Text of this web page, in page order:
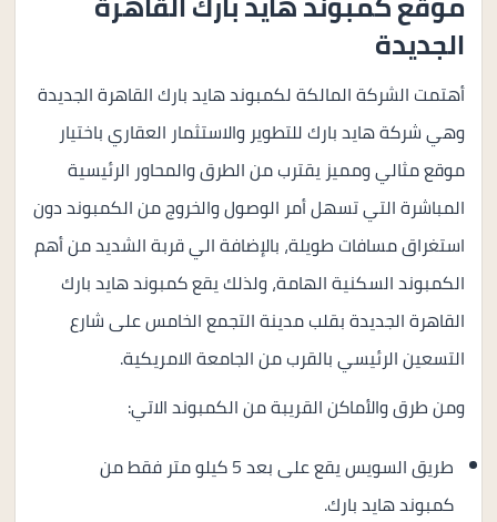
الجديدة
أهتمت الشركة المالكة لكمبوند هايد بارك القاهرة الجديدة
وهي شركة هايد بارك للتطوير والاستثمار العقاري باختيار
موقع مثالي ومميز يقترب من الطرق والمحاور الرئيسية
المباشرة التي تسهل أمر الوصول والخروج من الكمبوند دون
استغراق مسافات طويلة، بالإضافة الي قربة الشديد من أهم
الكمبوند السكنية الهامة، ولذلك يقع كمبوند هايد بارك
القاهرة الجديدة بقلب مدينة التجمع الخامس على شارع
التسعين الرئيسي بالقرب من الجامعة الامريكية.
ومن طرق والأماكن القريبة من الكمبوند الاتي:
طريق السويس يقع على بعد 5 كيلو متر فقط من
كمبوند هايد بارك.